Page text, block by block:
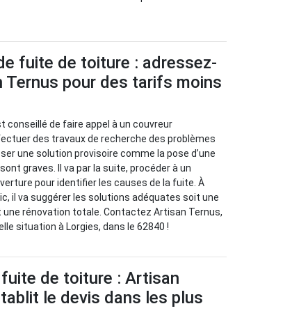
fuite de toiture : adressez-
Ternus pour des tarifs moins
conseillé de faire appel à un couvreur
des travaux de recherche des problèmes
une solution provisoire comme la pose d’une
graves. Il va par la suite, procéder à un
pour identifier les causes de la fuite. À
il va suggérer les solutions adéquates soit une
rénovation totale. Contactez Artisan Ternus,
situation à Lorgies, dans le 62840 !
de toiture : Artisan
le devis dans les plus